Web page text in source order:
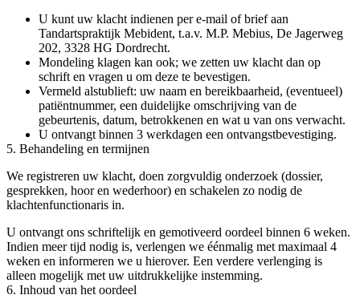
U kunt uw klacht indienen per e‑mail of brief aan
Tandartspraktijk Mebident, t.a.v. M.P. Mebius, De Jagerweg
202, 3328 HG Dordrecht.
Mondeling klagen kan ook; we zetten uw klacht dan op
schrift en vragen u om deze te bevestigen.
Vermeld alstublieft: uw naam en bereikbaarheid, (eventueel)
patiëntnummer, een duidelijke omschrijving van de
gebeurtenis, datum, betrokkenen en wat u van ons verwacht.
U ontvangt binnen 3 werkdagen een ontvangstbevestiging.
5. Behandeling en termijnen
We registreren uw klacht, doen zorgvuldig onderzoek (dossier,
gesprekken, hoor en wederhoor) en schakelen zo nodig de
klachtenfunctionaris in.
U ontvangt ons schriftelijk en gemotiveerd oordeel binnen 6 weken.
Indien meer tijd nodig is, verlengen we éénmalig met maximaal 4
weken en informeren we u hierover. Een verdere verlenging is
alleen mogelijk met uw uitdrukkelijke instemming.
6. Inhoud van het oordeel